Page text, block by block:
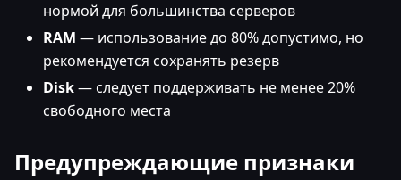
нормой для большинства серверов
RAM — использование до 80% допустимо, но
рекомендуется сохранять резерв
Disk— следует поддерживать не менее 20%
свободного места
Предупреждающие признаки